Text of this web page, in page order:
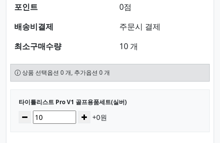
포인트
0점
배송비결제
주문시 결제
최소구매수량
10 개
상품 선택옵션 0 개, 추가옵션 0 개
선택된 옵션
타이틀리스트 Pro V1 골프용품세트(실버)
수량감소 증가+0원